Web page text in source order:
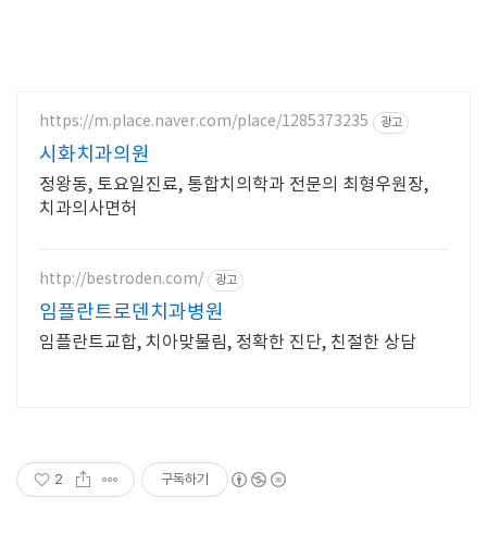
https://m.place.naver.com/place/1285373235 광고
시화치과의원
정왕동, 토요일진료, 통합치의학과 전문의 최형우원장,
치과의사면허
http://bestroden.com/ 광고
임플란트로덴치과병원
임플란트교합, 치아맞물림, 정확한 진단, 친절한 상담
2 구독하기